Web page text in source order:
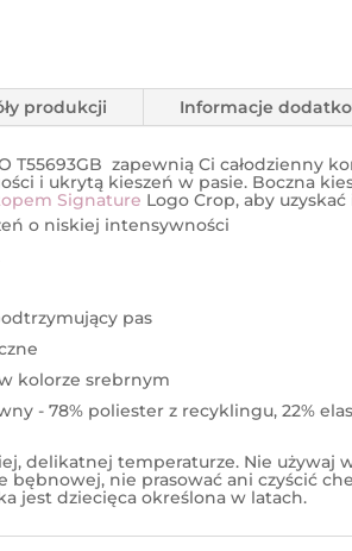
produkcji Informacje
T55693GB zapewnią Ci całodzienny
i ukrytą kieszeń w pasie. Boczna
Signature Logo Crop, aby
o niskiej intensywności
pas
kolorze srebrnym
- 78% poliester z recyklingu, 22%
delikatnej temperaturze. Nie
bębnowej, nie prasować ani czyścić
jest dziecięca określona w latach.